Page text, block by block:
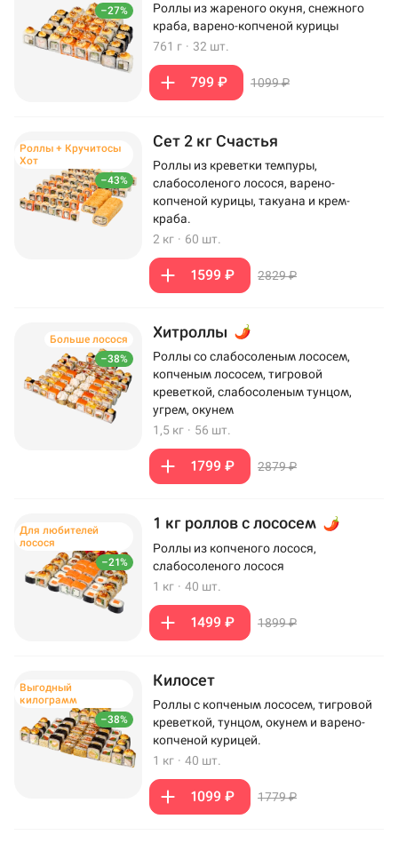
–27%
Роллы из жареного окуня, снежного
краба, варено-копченой курицы
761 г · 32 шт.
799 ₽ 1099 ₽
–43%
Роллы + Кручитосы
Хот
Сет 2 кг Счастья
Роллы из креветки темпуры,
слабосоленого лосося, варено-
копченой курицы, такуана и крем-
краба.
2 кг · 60 шт.
1599 ₽ 2829 ₽
–38%
Больше лосося Хитроллы
Роллы со слабосоленым лососем,
копченым лососем, тигровой
креветкой, слабосоленым тунцом,
угрем, окунем
1,5 кг · 56 шт.
1799 ₽ 2879 ₽
–21%
Для любителей
лосося
1 кг роллов с лососем
Роллы из копченого лосося,
слабосоленого лосося
1 кг · 40 шт.
1499 ₽ 1899 ₽
–38%
Выгодный
килограмм
Килосет
Роллы с копченым лососем, тигровой
креветкой, тунцом, окунем и варено-
копченой курицей.
1 кг · 40 шт.
1099 ₽ 1779 ₽